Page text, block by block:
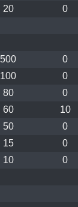
20
0
500
0
100
0
80
0
60
10
50
0
15
0
10
0